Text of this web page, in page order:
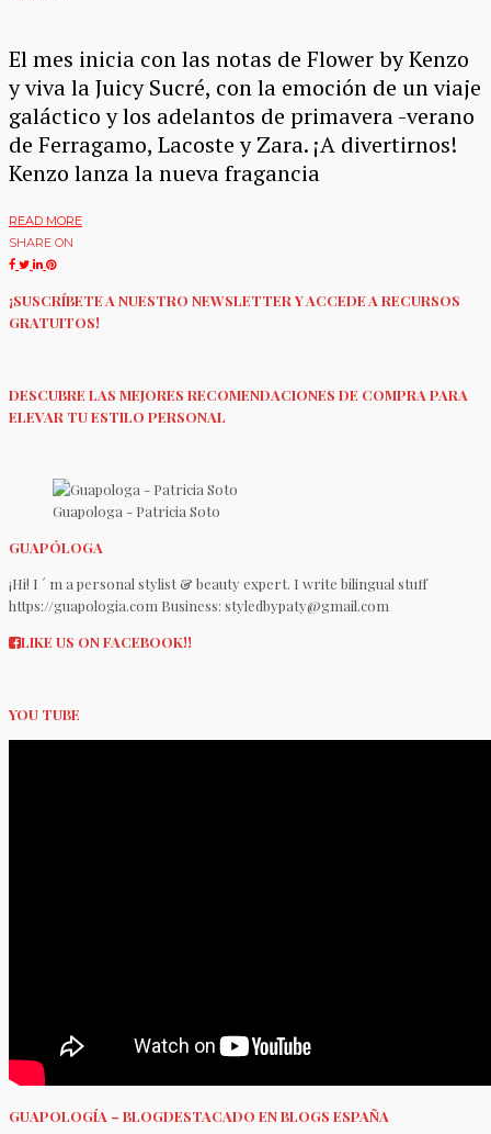
El mes inicia con las notas de Flower by Kenzo
y viva la Juicy Sucré, con la emoción de un viaje
galáctico y los adelantos de primavera -verano
de Ferragamo, Lacoste y Zara. ¡A divertirnos!
Kenzo lanza la nueva fragancia
READ MORE
SHARE ON
¡SUSCRÍBETE A NUESTRO NEWSLETTER Y ACCEDE A RECURSOS
GRATUITOS!
DESCUBRE LAS MEJORES RECOMENDACIONES DE COMPRA PARA
ELEVAR TU ESTILO PERSONAL
Guapologa - Patricia Soto
GUAPÓLOGA
¡Hi! I ´ m a personal stylist & beauty expert. I write bilingual stuff
https://guapologia.com Business: styledbypaty@gmail.com
LIKE US ON FACEBOOK!!
YOU TUBE
GUAPOLOGÍA – BLOGDESTACADO EN BLOGS ESPAÑA